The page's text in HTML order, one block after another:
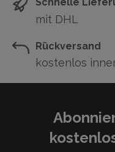
Schnelle
mit DHL
Rückversand
kostenlos